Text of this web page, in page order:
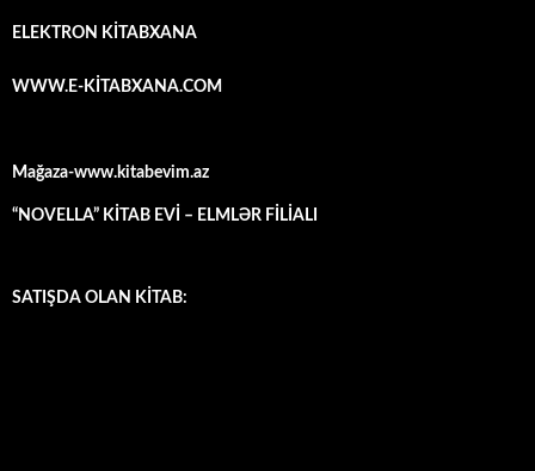
ELEKTRON KİTABXANA
WWW.E-KİTABXANA.COM
Mağaza-www.kitabevim.az
“NOVELLA” KİTAB EVİ – ELMLƏR FİLİALI
SATIŞDA OLAN KİTAB: